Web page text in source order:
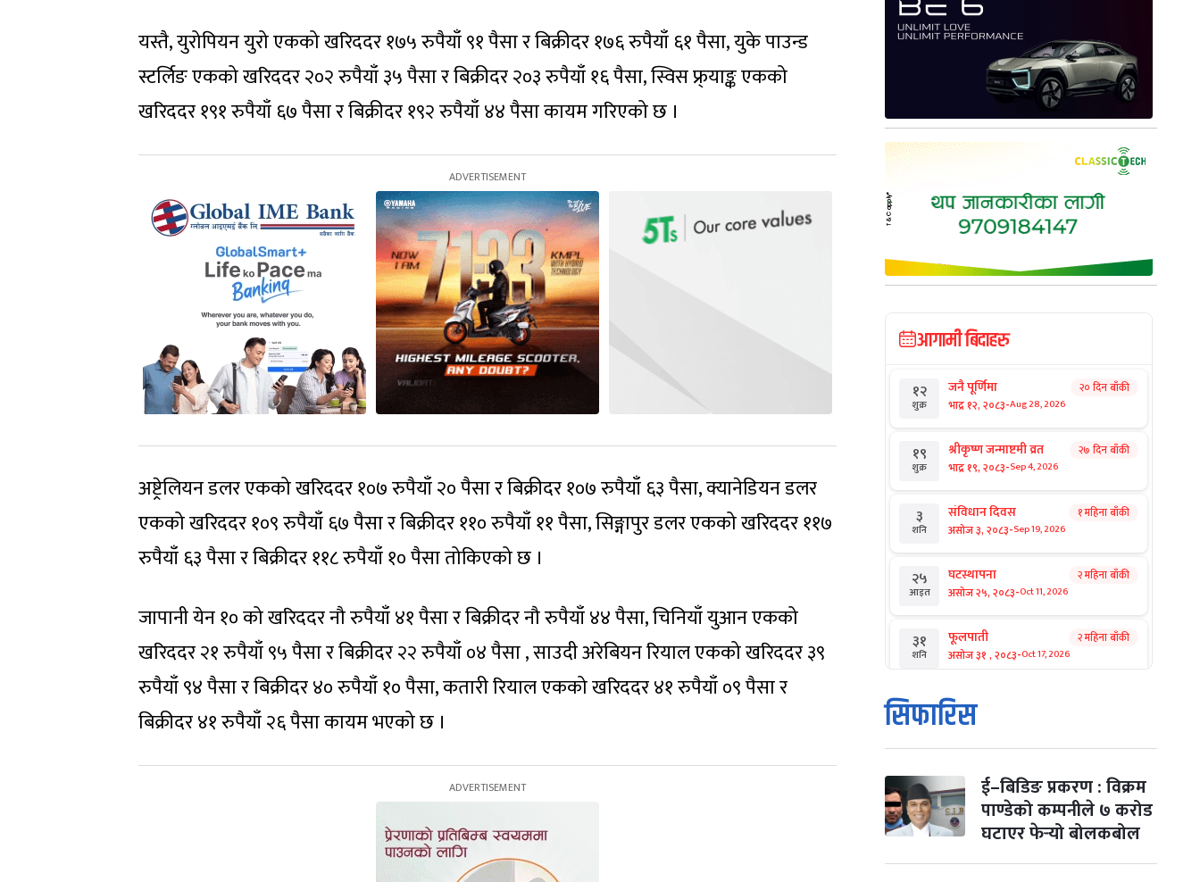
यस्तै, युरोपियन युरो एकको खरिददर १७५ रुपैयाँ ९१ पैसा र बिक्रीदर १७६ रुपैयाँ ६१ पैसा, युके पाउन्ड
स्टर्लिङ एकको खरिददर २०२ रुपैयाँ ३५ पैसा र बिक्रीदर २०३ रुपैयाँ १६ पैसा, स्विस फ्र्याङ्क एकको
खरिददर १९१ रुपैयाँ ६७ पैसा र बिक्रीदर १९२ रुपैयाँ ४४ पैसा कायम गरिएको छ ।
अष्ट्रेलियन डलर एकको खरिददर १०७ रुपैयाँ २० पैसा र बिक्रीदर १०७ रुपैयाँ ६३ पैसा, क्यानेडियन डलर
एकको खरिददर १०९ रुपैयाँ ६७ पैसा र बिक्रीदर ११० रुपैयाँ ११ पैसा, सिङ्गापुर डलर एकको खरिददर ११७
रुपैयाँ ६३ पैसा र बिक्रीदर ११८ रुपैयाँ १० पैसा तोकिएको छ ।
जापानी येन १० को खरिददर नौ रुपैयाँ ४१ पैसा र बिक्रीदर नौ रुपैयाँ ४४ पैसा, चिनियाँ युआन एकको
खरिददर २१ रुपैयाँ ९५ पैसा र बिक्रीदर २२ रुपैयाँ ०४ पैसा , साउदी अरेबियन रियाल एकको खरिददर ३९
रुपैयाँ ९४ पैसा र बिक्रीदर ४० रुपैयाँ १० पैसा, कतारी रियाल एकको खरिददर ४१ रुपैयाँ ०९ पैसा र
बिक्रीदर ४१ रुपैयाँ २६ पैसा कायम भएको छ ।
आगामी बिदाहरु
१२
शुक्र
जनै पूर्णिमा
भाद्र १२, २०८३-Aug 28, 2026
२० दिन बाँकी
१९
शुक्र
श्रीकृष्ण जन्माष्टमी व्रत
भाद्र १९, २०८३-Sep 4, 2026
२७ दिन बाँकी
३
शनि
संविधान दिवस
असोज ३, २०८३-Sep 19, 2026
१ महिना बाँकी
२५
आइत
घटस्थापना
असोज २५, २०८३-Oct 11, 2026
२ महिना बाँकी
३१
शनि
फूलपाती
असोज ३१ , २०८३-Oct 17, 2026
२ महिना बाँकी
१
आइत
कार्तिक सङ्क्रान्ति
कार्तिक १, २०८३
मंगल कार्तिक ३, २०८३-Oct 20, 2026
४ विजयादशमी
कार्तिक ४, २०८३-Oct 21, 2026
२ महिना बाँकी
सिफारिस
ई–बिडिङ प्रकरण : विक्रम
पाण्डेको कम्पनीले ७ करोड
घटाएर फेर्‍यो बोलकबोल